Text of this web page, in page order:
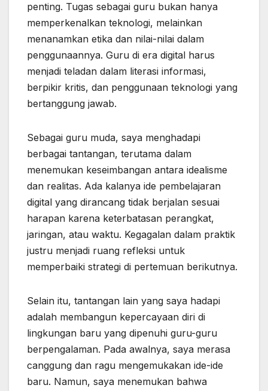
penting. Tugas sebagai guru bukan hanya
memperkenalkan teknologi, melainkan
menanamkan etika dan nilai-nilai dalam
penggunaannya. Guru di era digital harus
menjadi teladan dalam literasi informasi,
berpikir kritis, dan penggunaan teknologi yang
bertanggung jawab.
Sebagai guru muda, saya menghadapi
berbagai tantangan, terutama dalam
menemukan keseimbangan antara idealisme
dan realitas. Ada kalanya ide pembelajaran
digital yang dirancang tidak berjalan sesuai
harapan karena keterbatasan perangkat,
jaringan, atau waktu. Kegagalan dalam praktik
justru menjadi ruang refleksi untuk
memperbaiki strategi di pertemuan berikutnya.
Selain itu, tantangan lain yang saya hadapi
adalah membangun kepercayaan diri di
lingkungan baru yang dipenuhi guru-guru
berpengalaman. Pada awalnya, saya merasa
canggung dan ragu mengemukakan ide-ide
baru. Namun, saya menemukan bahwa